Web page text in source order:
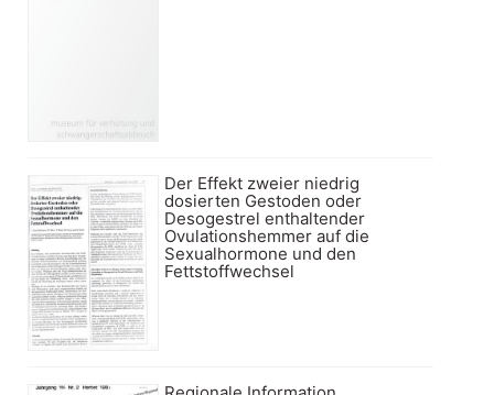
Der Effekt zweier niedrig
dosierten Gestoden oder
Desogestrel enthaltender
Ovulationshemmer auf die
Sexualhormone und den
Fettstoffwechsel